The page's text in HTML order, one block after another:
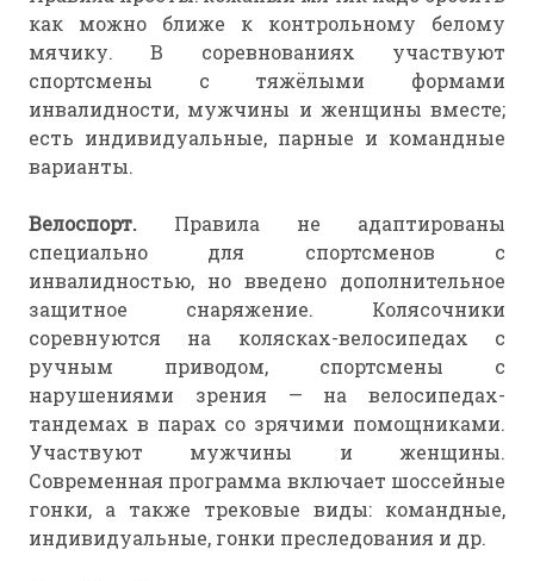
как можно ближе к контрольному белому
мячику. В соревнованиях участвуют
спортсмены с тяжёлыми формами
инвалидности, мужчины и женщины вместе;
есть индивидуальные, парные и командные
варианты.
Велоспорт. Правила не адаптированы
специально для спортсменов с
инвалидностью, но введено дополнительное
защитное снаряжение. Колясочники
соревнуются на колясках-велосипедах с
ручным приводом, спортсмены с
нарушениями зрения — на велосипедах-
тандемах в парах со зрячими помощниками.
Участвуют мужчины и женщины.
Современная программа включает шоссейные
гонки, а также трековые виды: командные,
индивидуальные, гонки преследования и др.